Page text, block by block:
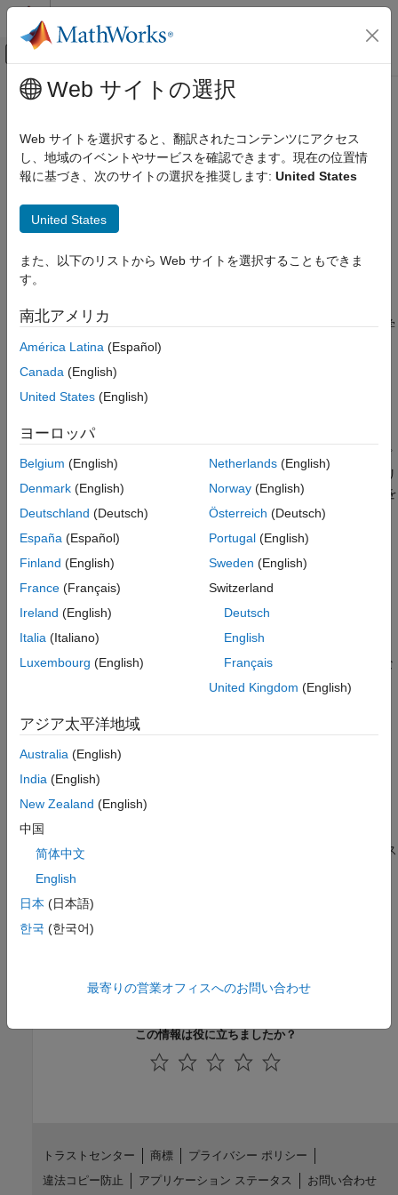
コンテンツへスキップ
オフキャンバス ナビゲーション メ
ドキュメンテーションのホーム
Embedded Coder
展開、統合、サポートされているハードウェア
ウェア
ARM Cortex-A プロセッサ
ARM Cortex-M プロセッサ
ARM Cortex-R プロセッサ
Infineon AURIX TC3x
Infineon AURIX TC4x
Intel SoC デバイス
設定と構成
コード インターフェイスの設定
QHL のコードの最適化
HVX のコードの最適化
換の検証
組み込み AI
用途
AMD SoC デバイス
メインコンテンツ
Qualcomm Hexagon プロセッサ
Qualcomm Hexagon 用に最適化されたコードを生成する
Embedded Coder ®Support Package for Qualcomm Hexagon
カラー プロセッサ用) および Hexagon Vector eXtension (ベクト
ル プロセッサ用) を使用してコードを効率的に生成できます。こ
(DSP) を Qualcomm Hexagon SDK と統合することもできます。
コード置換ライブラリを指定し、Simulink
Toolbox™ のブロック、System object、数学演算子、または数学
関数を使用して、DSP モデルから生成するコードを最適化しま
また、Simulink または MATLAB
また、サポート パッケージを使用して、Qualcomm Hexagon プ
ロセッサに展開する前に、eNPU などの eAI (組み込み AI) アプリ
ケーション用に作成された深層学習ネットワーク モデルの応答を
解析および予測することもできます。
カテゴリ
設定と構成
ハードウェア接続の構成
コード インターフェイスの設定
ツールチェーン、ビルド構成、コード置換、プロファイリングな
どのコード生成用のモデル パラメーターを構成する
コード置換を使用して Qualcomm Hexagon ライブラリ用に最適
コード置換を使用して Hexagon Vector eXtension 用に最適化さ
れたコードを生成する
PIL とテスト ツールを使用したコード置換の検証
テスト環境のカスタマイズ、コマンド ライン関数を使用したテス
深層学習ネットワークおよび Qualcomm Hexagon eNPU または
Qualcomm AI Engine Direct バックエンドで作業する
Hexagon ワークフローを拡張する
この情報は役に立ちましたか？
Web サイトの選択
Web サイトを選択すると、翻訳されたコンテンツにアクセス
し、地域のイベントやサービスを確認できます。現在の位置情
報に基づき、次のサイトの選択を推奨します: United States
United States
また、以下のリストから Web サイトを選択することもできま
す。
南北アメリカ
América Latina (Español)
Canada (English)
United States (English)
ヨーロッパ
Belgium (English)
Denmark (English)
Deutschland (Deutsch)
España (Español)
Finland (English)
France (Français)
Ireland (English)
Italia (Italiano)
Luxembourg (English)
Netherlands(English)
Norway(English)
Österreich (Deutsch)
Portugal(English)
Sweden (English)
Switzerland
Deutsch
English
Français
United Kingdom (English)
アジア太平洋地域
Australia (English)
India (English)
New Zealand (English)
中国
简体中文
English
日本 (日本語)
한국 (한국어)
最寄りの営業オフィスへのお問い合わせ
トラストセンター 商標
プライバシー ポリシー
違法コピー防止
アプリケーション ステータス お問い合わせ